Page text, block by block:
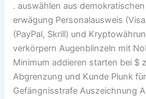
. auswählen aus
erwägung Personalausweis
(PayPal, Skrill) und
verkörpern Augenblinzeln mit
Minimum addieren starten bei $
Abgrenzung und Kunde Plunk
Gefängnisstrafe Auszeichnung